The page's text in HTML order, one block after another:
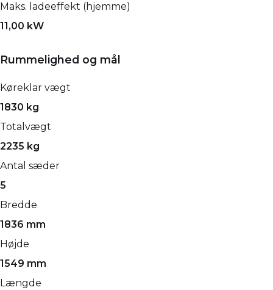
Maks. ladeeffekt (hjemme)
11,00 kW
Rummelighed og mål
Køreklar vægt
1830 kg
Totalvægt
2235 kg
Antal sæder
5
Bredde
1836 mm
Højde
1549 mm
Længde